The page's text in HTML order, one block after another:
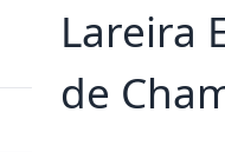
Lareira
de